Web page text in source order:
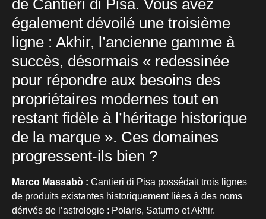
de Cantieri di Pisa. Vous avez
également dévoilé une troisième
ligne : Akhir, l’ancienne gamme à
succès, désormais « redessinée
pour répondre aux besoins des
propriétaires modernes tout en
restant fidèle à l’héritage historique
de la marque ». Ces domaines
progressent-ils bien ?
Marco Massabò : Cantieri di Pisa possédait trois lignes
de produits existantes historiquement liées à des noms
dérivés de l’astrologie : Polaris, Saturno et Akhir.